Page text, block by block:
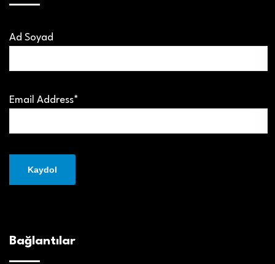
Ad Soyad
Email Address*
Bağlantılar